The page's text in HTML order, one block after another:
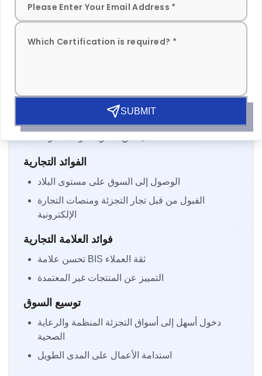
ضمان الإغلاق والعزل المناسبين
الفوائد القانونية
الامتثال لقوانين السلامة الهندية
الفوائد التجارية
الوصول إلى السوق على مستوى البلاد
القبول من قبل تجار التجزئة ومنصات التجارة
الإلكترونية
فوائد العلامة التجارية
تحسن علامة BIS ثقة العملاء
التمييز عن المنتجات غير المعتمدة
توسيع السوق
دخول أسهل إلى أسواق التجزئة المنظمة والرعاية
الصحية
استدامة الأعمال على المدى الطويل
SUBMIT